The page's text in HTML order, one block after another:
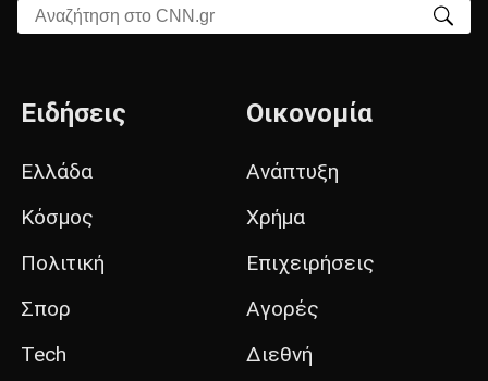
Αναζήτηση στο CNN.gr
Ειδήσεις
Ελλάδα
Κόσμος
Πολιτική
Σπορ
Tech
Οικονομία
Ανάπτυξη
Χρήμα
Επιχειρήσεις
Αγορές
Διεθνή